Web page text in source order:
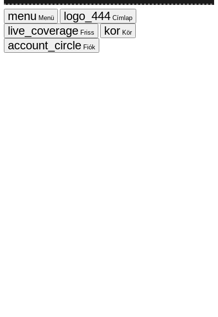
Menü
Címlap
Friss
Kör
Fiók